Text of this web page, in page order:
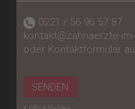
0221 / 56 96 57 87
kontakt@zahnaerzte-
oder Kontaktformular
SENDEN